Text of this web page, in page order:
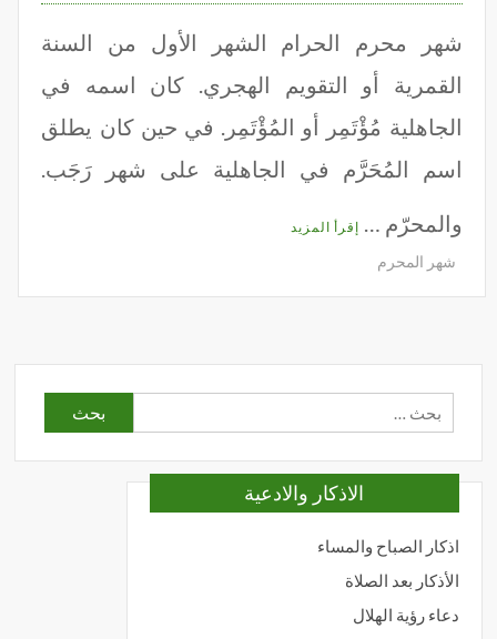
شهر محرم الحرام الشهر الأول من السنة
القمرية أو التقويم الهجري. كان اسمه في
الجاهلية مُؤْتَمِر أو المُؤْتَمِر. في حين كان يطلق
اسم المُحَرَّم في الجاهلية على شهر رَجَب.
والمحرّم … إقرأ المزيد
شهر المحرم
عن:
الاذكار والادعية
اذكار الصباح والمساء
الأذكار بعد الصلاة
دعاء رؤية الهلال